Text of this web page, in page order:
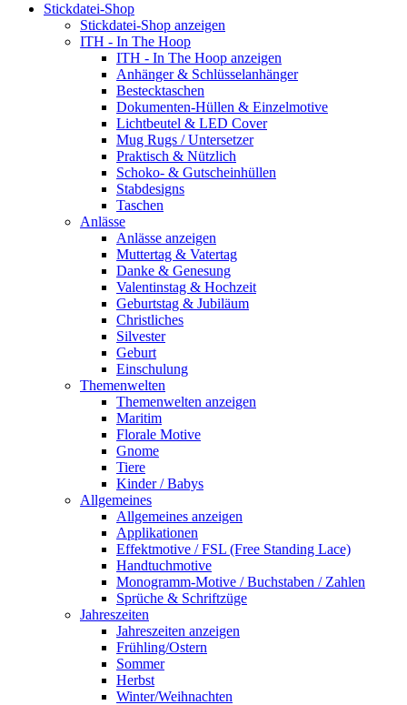
Stickdatei-Shop
Stickdatei-Shop anzeigen
ITH - In The Hoop
ITH - In The Hoop anzeigen
Anhänger & Schlüsselanhänger
Bestecktaschen
Dokumenten-Hüllen & Einzelmotive
Lichtbeutel & LED Cover
Mug Rugs / Untersetzer
Praktisch & Nützlich
Schoko- & Gutscheinhüllen
Stabdesigns
Taschen
Anlässe
Anlässe anzeigen
Muttertag & Vatertag
Danke & Genesung
Valentinstag & Hochzeit
Geburtstag & Jubiläum
Christliches
Silvester
Geburt
Einschulung
Themenwelten
Themenwelten anzeigen
Maritim
Florale Motive
Gnome
Tiere
Kinder / Babys
Allgemeines
Allgemeines anzeigen
Applikationen
Effektmotive / FSL (Free Standing Lace)
Handtuchmotive
Monogramm-Motive / Buchstaben / Zahlen
Sprüche & Schriftzüge
Jahreszeiten
Jahreszeiten anzeigen
Frühling/Ostern
Sommer
Herbst
Winter/Weihnachten